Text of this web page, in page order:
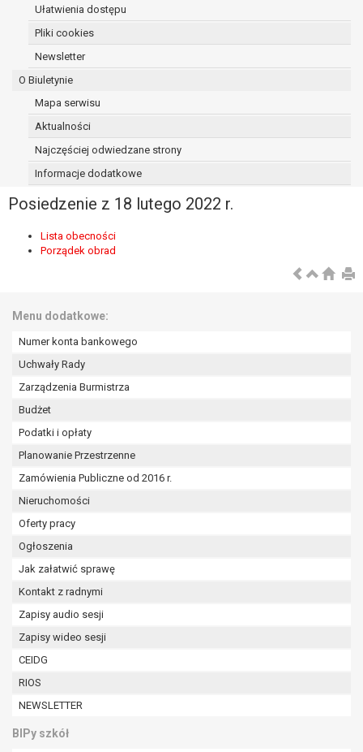
Ułatwienia dostępu
Pliki cookies
Newsletter
O Biuletynie
Mapa serwisu
Aktualności
Najczęściej odwiedzane strony
Informacje dodatkowe
Posiedzenie z 18 lutego 2022 r.
Lista obecności
Porządek obrad
Menu dodatkowe:
Numer konta bankowego
Uchwały Rady
Zarządzenia Burmistrza
Budżet
Podatki i opłaty
Planowanie Przestrzenne
Zamówienia Publiczne od 2016 r.
Nieruchomości
Oferty pracy
Ogłoszenia
Jak załatwić sprawę
Kontakt z radnymi
Zapisy audio sesji
Zapisy wideo sesji
CEIDG
RIOS
NEWSLETTER
BIPy szkół
danych - do czasu ustalenia czy
stronie administratora są nadrzędne
podstawie art. 20 RODO, w przypadku gdy
łącznie spełnione są następujące przesłanki:
przetwarzanie danych odbywa się na
podstawie umowy zawartej z osobą,
której dane dotyczą lub na podstawie
zgody wyrażonej przez tą osobę,
przetwarzanie odbywa się w sposób
prawo sprzeciwu wobec przetwarzania
przetwarzania danych osobowych, którego
interesie publicznym lub w ramach
powierzonej administratorowi bądź
realizowanych przez administratora
lub przez stronę trzecią.
że wykaże on istnienie ważnych prawnie
wolności osoby, której dane dotyczą, lub
podstaw do ustalenia, dochodzenia lub
na przetwarzanie danych osobowych (art. 6 ust. 1